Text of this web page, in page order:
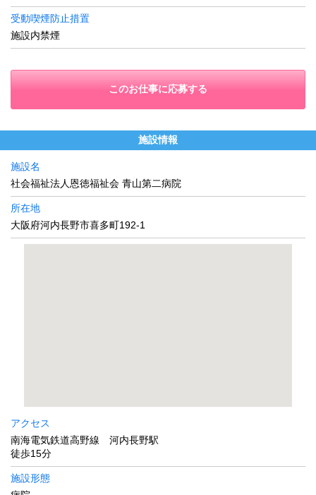
受動喫煙防止措置
施設内禁煙
このお仕事に応募する
施設情報
施設名
社会福祉法人恩徳福祉会 青山第二病院
所在地
大阪府河内長野市喜多町192-1
アクセス
南海電気鉄道高野線 河内長野駅
徒歩15分
施設形態